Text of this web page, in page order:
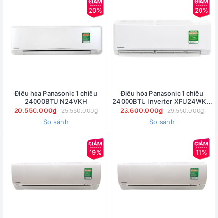
20%
Điều hòa Panasonic 1 chiều
24000BTU N24VKH
20.550.000₫
25.550.000₫
So sánh
20%
Điều hòa Panasonic 1 chiều
24000BTU Inverter XPU24WKH
NanoeX
23.600.000₫ 29.550.000₫
So sánh
19% 11%